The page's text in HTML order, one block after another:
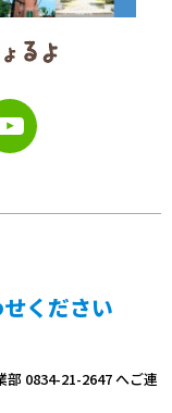
ください
0834-21-2647 へご連